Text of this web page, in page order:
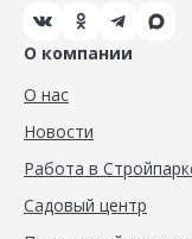
О компании
О нас
Новости
Работа в
Садовый центр